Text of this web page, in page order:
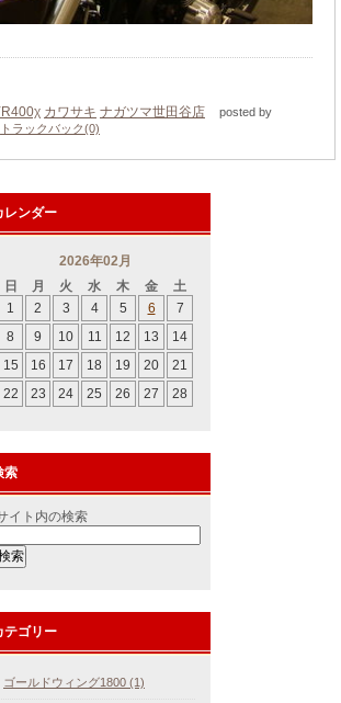
カワサキ ナガツマ世田谷店
posted by
トラックバック(0)
レンダー
2026年02月
日
月 火 水 木 金
土
1
2 3 4 5 6
7
8
9 10 11 12 13
14
15
16 17 18 19 20
21
22
23 24 25 26 27 28
索
イト内の検索
テゴリー
ゴールドウィング1800 (1)